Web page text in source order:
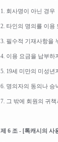
1. 회사명이 아닌 경우
2. 타인의 명의를 이용
3. 필수적 기재사항을
4. 이용 요금을 납부하
5. 19세 미만의 미성
6. 명의자의 동의나 승
7. 그 밖에 회원의 귀
제 6 조 - [톡캐시의 사